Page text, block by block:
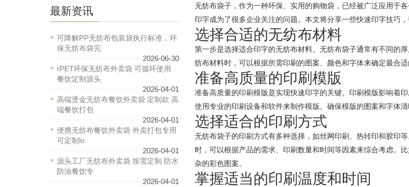
无纺布袋子，作为一种环保、实用的购物袋，已经被广泛应用于
印字成为了很多企业关注的问题。本文将分享一些快速印字技巧
选择合适的无纺布材料
第一步是选择适合印字的无纺布材料。无纺布袋子通常有不同的
纺布材料时，可以根据所需印刷的图案、颜色和字体来确定最合
准备高质量的印刷模版
准备高质量的印刷模版是实现快速印字的关键。印刷模版影响着
使用专业的印刷设备和软件来制作模版。确保模版的图案和字体
选择适合的印刷方式
无纺布袋子的印刷方式有多种选择，如丝网印刷、热转印和胶印
时，可以根据产品的需求、印刷数量和时间等因素来综合考虑。
杂的彩色图案。
掌握适当的印刷温度和时间
最新资讯
可降解PP无纺布包装袋执行标准，环
保无纺布袋完
2026-06-30
rPET环保无纺布外卖袋 可循环使用
餐饮定制源头
2026-04-01
高端烫金无纺布餐饮外卖袋 定制款 高
端餐饮打包
2026-04-01
便携无纺布餐饮外卖袋 外卖打包专用
可定制lo
2026-04-01
源头工厂无纺布外卖袋 按需定制 防水
防油餐饮专
2026-04-01